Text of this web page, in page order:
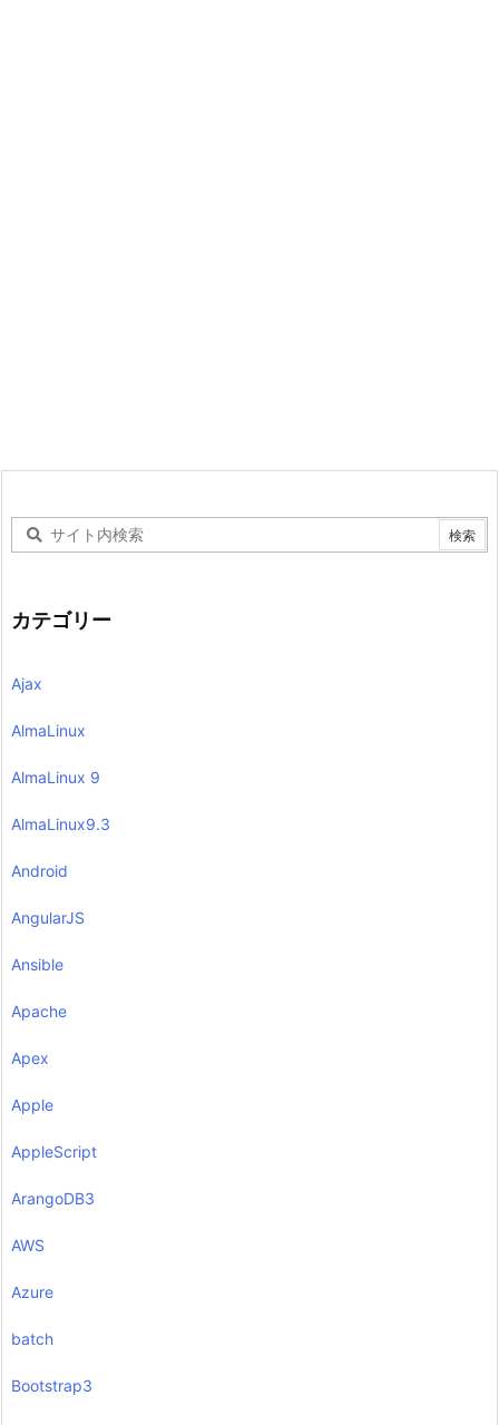
カテゴリー
Ajax
AlmaLinux
AlmaLinux 9
AlmaLinux9.3
Android
AngularJS
Ansible
Apache
Apex
Apple
AppleScript
ArangoDB3
AWS
Azure
batch
Bootstrap3